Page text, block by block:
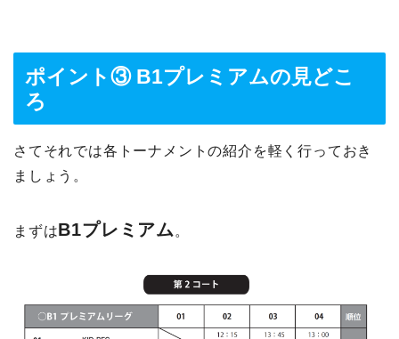
ポイント③ B1プレミアムの見どこ
ろ
さてそれでは各トーナメントの紹介を軽く行っておき
ましょう。
まずはB1プレミアム 。